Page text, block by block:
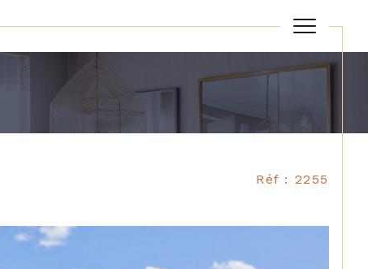
Réinitialiser les filtres
Réf : 2255